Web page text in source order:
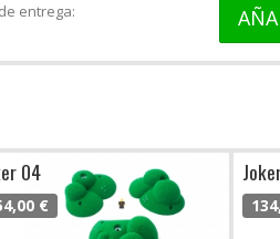
entrega:
04
€